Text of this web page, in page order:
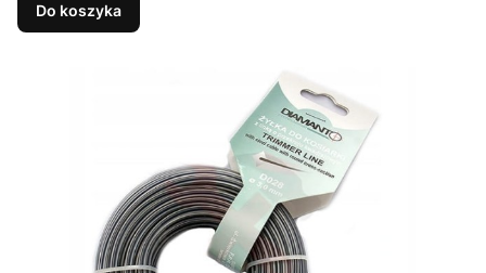
Do koszyka